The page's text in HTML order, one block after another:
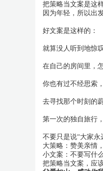
把策略当文案是这
因为年轻，所以出发
好文案是这样的：
就算没人听到地惊
在自己的房间里，
你也有过不经思索
去寻找那个时刻的
第一次的独自旅行
不要只是说“大家
大策略：赞美亲情
小文案：不要写什
把策略当文案，应